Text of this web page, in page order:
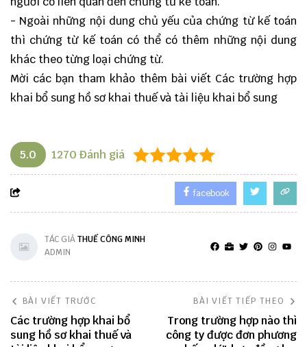
- Ngoài những nội dung chủ yếu của chứng từ kế toán
thì chứng từ kế toán có thể có thêm những nội dung
khác theo từng loại chứng từ.
Mời các bạn tham khảo thêm bài viết Các trường hợp
khai bổ sung hồ sơ khai thuế và tài liệu khai bổ sung
5.0 1270 Đánh giá
facebook
TÁC GIẢTHUẾ CÔNG MINH
ADMIN
BÀI VIẾT TRƯỚC
Các trường hợp khai bổ
sung hồ sơ khai thuế và
BÀI VIẾT TIẾP THEO
Trong trường hợp nào thì
công ty được đơn phương